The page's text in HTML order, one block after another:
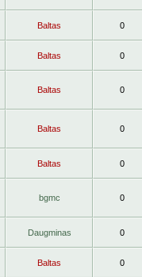
Baltas 0
Baltas 0
Baltas 0
Baltas 0
Baltas 0
bgmc 0
Daugminas 0
Baltas 0